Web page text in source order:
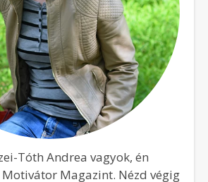
Tóth Andrea vagyok, én
Motivátor Magazint. Nézd végig